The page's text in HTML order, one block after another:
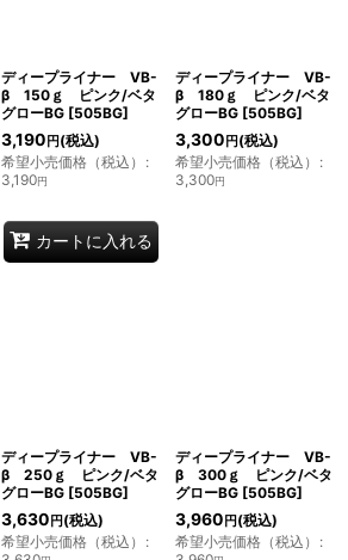
ディープライナー VB-
β 150ｇ ピンク/ベタ
グローBG [505BG]
3,190 円(税込)
希望小売価格（税込） :
3,190円
カートに入れる
ディープライナー VB-
β 180ｇ ピンク/ベタ
グローBG [505BG]
3,300 円(税込)
希望小売価格（税込） :
3,300円
ディープライナー VB-
β 250ｇ ピンク/ベタ
グローBG [505BG]
3,630 円(税込)
希望小売価格（税込） :
ディープライナー VB-
β 300ｇ ピンク/ベタ
グローBG [505BG]
3,960 円(税込)
希望小売価格（税込） :